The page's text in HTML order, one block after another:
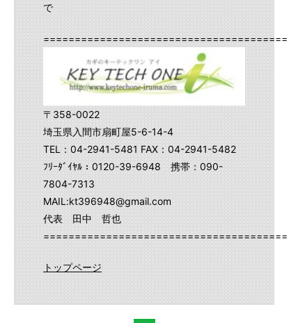
で
〒358-0022
埼玉県入間市扇町屋5-6-14-4
TEL：04-2941-5481 FAX：04-2941-5482
ﾌﾘｰﾀﾞｲﾔﾙ：0120-39-6948 携帯：090-
7804-7313
MAIL:kt396948@gmail.com
代表 田中 哲也
トップページ